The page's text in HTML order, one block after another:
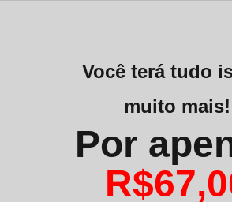
Você terá tudo
muito mais!
Por